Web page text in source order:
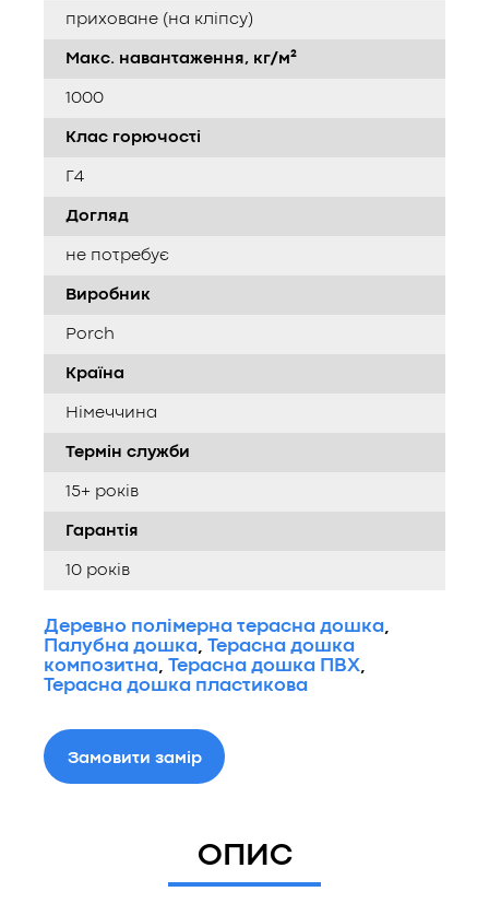
приховане (на кліпсу)
Макс. навантаження, кг/м²
1000
Клас горючості
Г4
Догляд
не потребує
Виробник
Porch
Країна
Німеччина
Термін служби
15+ років
Гарантія
10 років
Деревно полімерна терасна дошка,
Палубна дошка,
Терасна дошка
композитна, Терасна дошка ПВХ,
Терасна дошка пластикова
Замовити замір
ОПИС